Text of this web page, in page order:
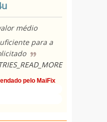
médio
para a
pelo MaiFix